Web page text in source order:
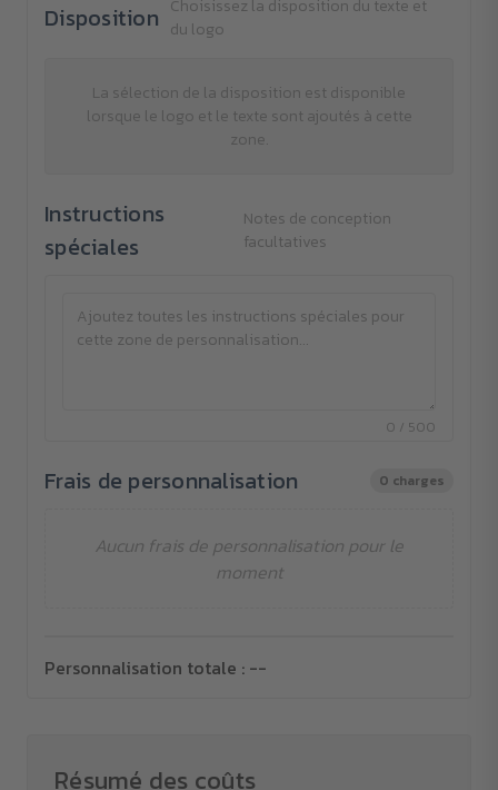
Disposition Choisissez la disposition du texte et
du logo
La sélection de la disposition est disponible
lorsque le logo et le texte sont ajoutés à cette
zone.
Instructions
spéciales
Notes de conception
facultatives
0 / 500
Frais de personnalisation 0 charges
Aucun frais de personnalisation pour le
moment
Personnalisation totale : --
Résumé des coûts